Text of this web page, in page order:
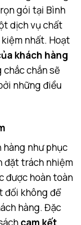
gói tại Bình
dịch vụ chất
nhất. Hoạt
khách hàng
chắn sẽ
những điều
hàng như phục
đặt trách nhiệm
được hoàn toàn
đối không để
hàng. Đặc